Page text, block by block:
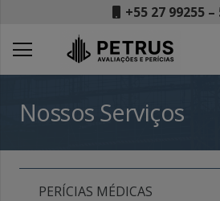
+55 27 99255 –
Nossos Serviços
PERÍCIAS MÉDICAS